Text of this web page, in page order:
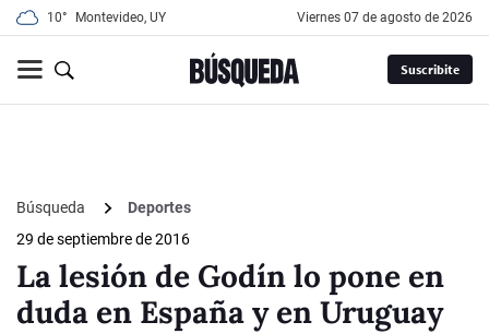
10° Montevideo, UY viernes 07 de agosto de 2026
Suscribite
Búsqueda
Deportes
29 de septiembre de 2016
La lesión de Godín lo pone en
duda en España y en Uruguay